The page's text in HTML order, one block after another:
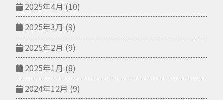
2025年4月 (10)
2025年3月 (9)
2025年2月 (9)
2025年1月 (8)
2024年12月 (9)